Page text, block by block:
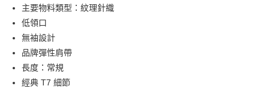
每筆HK$30.00，滿HK$399.00或以上免運費
滿$599可享澳門免運費優惠
主要物料類型：紋理針織
低領口
無袖設計
品牌彈性肩帶
長度：常規
經典 T7 細節